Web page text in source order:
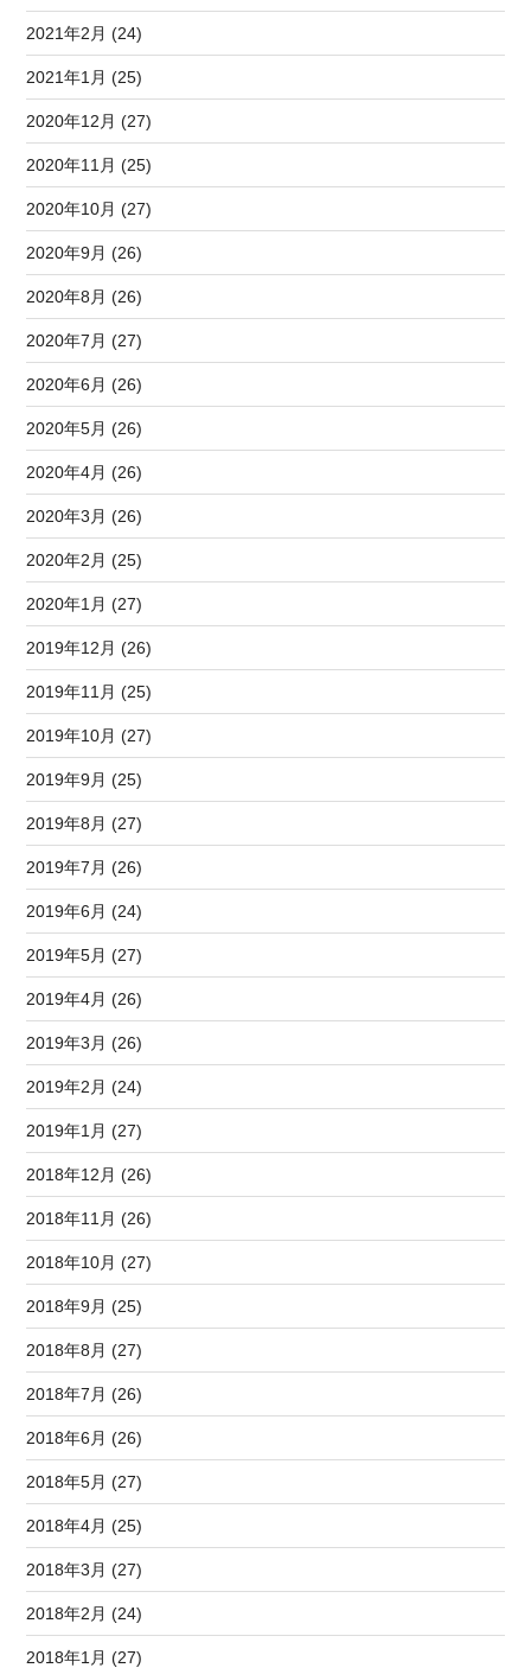
2021年2月 (24)
2021年1月 (25)
2020年12月 (27)
2020年11月 (25)
2020年10月 (27)
2020年9月 (26)
2020年8月 (26)
2020年7月 (27)
2020年6月 (26)
2020年5月 (26)
2020年4月 (26)
2020年3月 (26)
2020年2月 (25)
2020年1月 (27)
2019年12月 (26)
2019年11月 (25)
2019年10月 (27)
2019年9月 (25)
2019年8月 (27)
2019年7月 (26)
2019年6月 (24)
2019年5月 (27)
2019年4月 (26)
2019年3月 (26)
2019年2月 (24)
2019年1月 (27)
2018年12月 (26)
2018年11月 (26)
2018年10月 (27)
2018年9月 (25)
2018年8月 (27)
2018年7月 (26)
2018年6月 (26)
2018年5月 (27)
2018年4月 (25)
2018年3月 (27)
2018年2月 (24)
2018年1月 (27)